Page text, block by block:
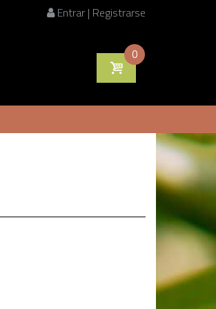
Entrar | Registrarse
0